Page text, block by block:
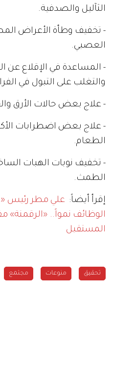
الثآليل والصدفية.
- تخفيف وطأة الأعراض
العصبي.
- المساعدة في الإقلاع عن
والتغلب على التبول في
- علاج بعض حالات الأرق
- علاج بعض اضطرابات
الطعام.
- تخفيف نوبات الهبات
الطمث.
إقرأ أيضاً: علي مطر رئيس
الوظائف نمواً.. «الرقمنة»
المستقبل
تحقيق منوعات مجتمع